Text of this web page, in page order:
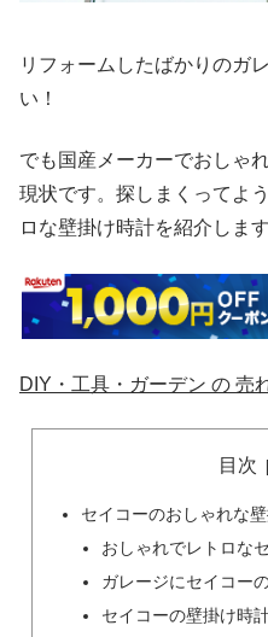
リフォームしたばかりのガ
い！
でも国産メーカーでおしゃ
現状です。探しまくってよ
ロな壁掛け時計を紹介します
DIY・工具・ガーデン の 売
目次
セイコーのおしゃれな
おしゃれでレトロな
ガレージにセイコー
セイコーの壁掛け時